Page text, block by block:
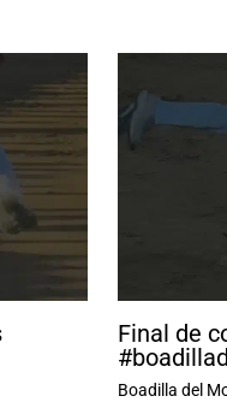
Final de
Boadilla del